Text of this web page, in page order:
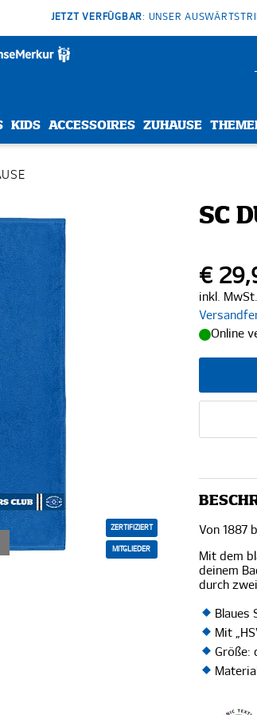
JETZT VERFÜGBAR: UNSER
KIDS ACCESSOIRES ZUHAUSE
ZERTIFIZIERT
MITGLIEDER
SC
€
inkl.
Online
Von 1887
Mit dem
deinem
durch
Blaues
Mit
Größe: